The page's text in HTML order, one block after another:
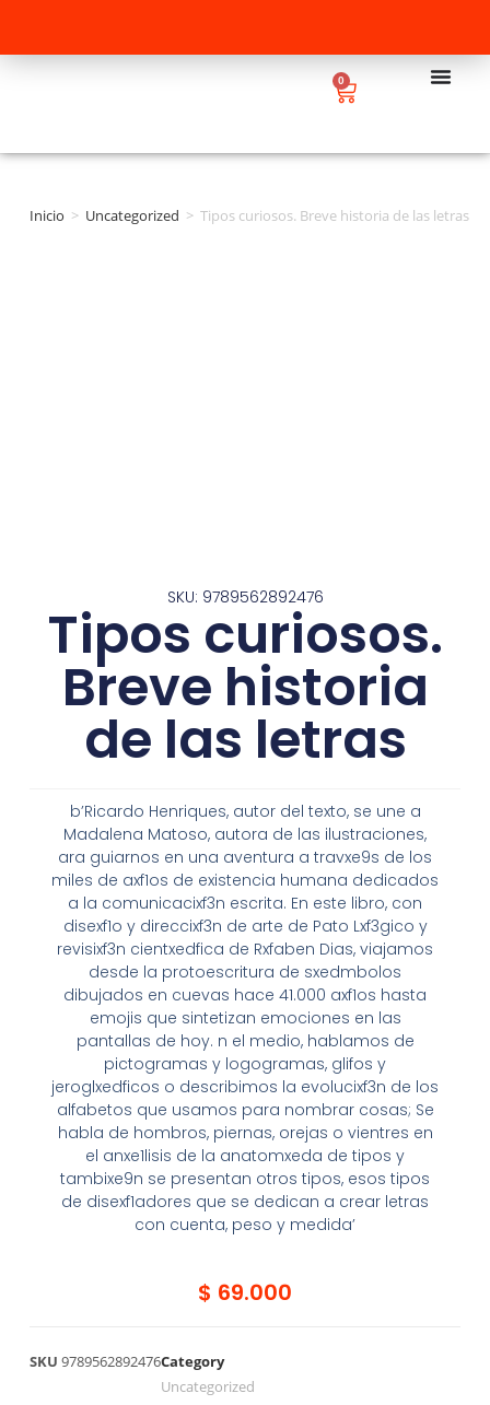
0
Inicio > Uncategorized > Tipos curiosos. Breve historia de las letras
SKU: 9789562892476
Tipos curiosos.
Breve historia
de las letras
b’Ricardo Henriques, autor del texto, se une a
Madalena Matoso, autora de las ilustraciones,
ara guiarnos en una aventura a travxe9s de los
miles de axf1os de existencia humana dedicados
a la comunicacixf3n escrita. En este libro, con
disexf1o y direccixf3n de arte de Pato Lxf3gico y
revisixf3n cientxedfica de Rxfaben Dias, viajamos
desde la protoescritura de sxedmbolos
dibujados en cuevas hace 41.000 axf1os hasta
emojis que sintetizan emociones en las
pantallas de hoy. n el medio, hablamos de
pictogramas y logogramas, glifos y
jeroglxedficos o describimos la evolucixf3n de los
alfabetos que usamos para nombrar cosas; Se
habla de hombros, piernas, orejas o vientres en
el anxe1lisis de la anatomxeda de tipos y
tambixe9n se presentan otros tipos, esos tipos
de disexf1adores que se dedican a crear letras
con cuenta, peso y medida’
$ 69.000
SKU 9789562892476Category
Uncategorized